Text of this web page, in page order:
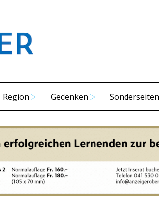
Region Gedenken Sonderseiten